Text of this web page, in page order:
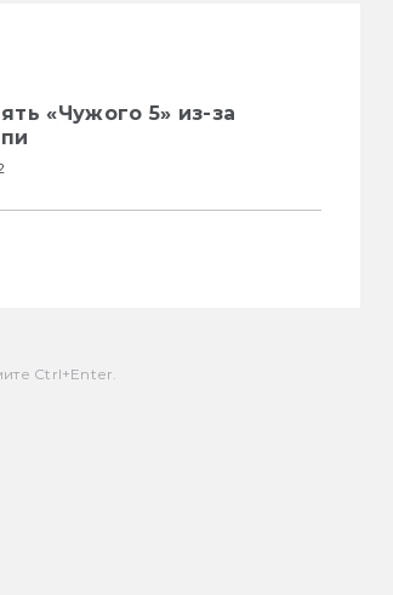
«Чужого 5» из-за
Ctrl+Enter.